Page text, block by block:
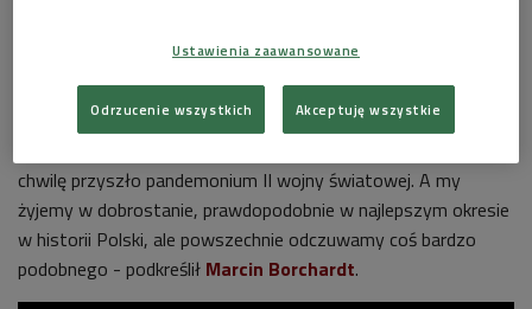
sens i sama rzeczywistość.
- Ich świat, paradoksalnie, jest bardzo bliski naszemu.
Czujemy, że coś nadciąga, ale nie wiemy dokładnie, co. I to
chwilę przyszło pandemonium II wojny światowej. A my
żyjemy w dobrostanie, prawdopodobnie w najlepszym okresie
w historii Polski, ale powszechnie odczuwamy coś bardzo
podobnego - podkreślił Marcin Borchardt.
Ustawienia zaawansowane
Odrzucenie wszystkich Akceptuję wszystkie